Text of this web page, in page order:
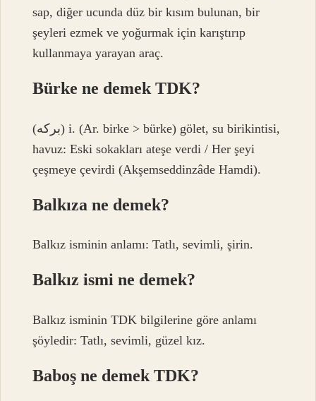
sap, diğer ucunda düz bir kısım bulunan, bir
şeyleri ezmek ve yoğurmak için karıştırıp
kullanmaya yarayan araç.
Bürke ne demek TDK?
(ﺑﺮﻛﻪ) i. (Ar. birke > bürke) gölet, su birikintisi,
havuz: Eski sokakları ateşe verdi / Her şeyi
çeşmeye çevirdi (Akşemseddinzâde Hamdi).
Balkıza ne demek?
Balkız isminin anlamı: Tatlı, sevimli, şirin.
Balkız ismi ne demek?
Balkız isminin TDK bilgilerine göre anlamı
şöyledir: Tatlı, sevimli, güzel kız.
Baboş ne demek TDK?